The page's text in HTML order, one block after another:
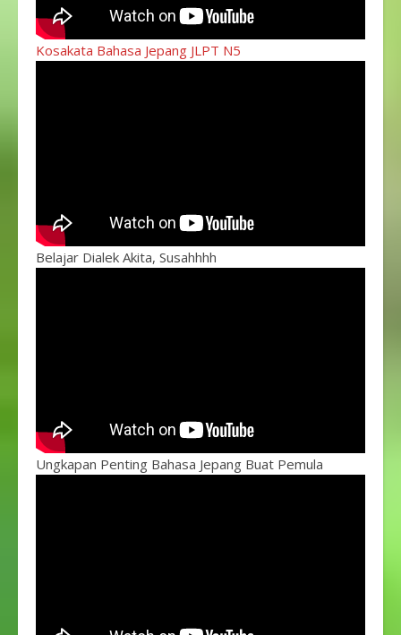
Kosakata Bahasa Jepang JLPT N5
Belajar Dialek Akita, Susahhhh
Ungkapan Penting Bahasa Jepang Buat Pemula